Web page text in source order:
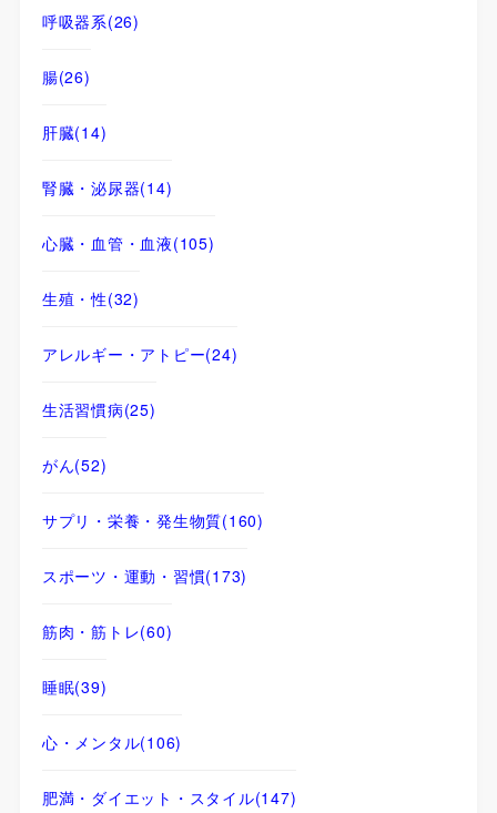
呼吸器系(26)
腸(26)
肝臓(14)
腎臓・泌尿器(14)
心臓・血管・血液(105)
生殖・性(32)
アレルギー・アトピー(24)
生活習慣病(25)
がん(52)
サプリ・栄養・発生物質(160)
スポーツ・運動・習慣(173)
筋肉・筋トレ(60)
睡眠(39)
心・メンタル(106)
肥満・ダイエット・スタイル(147)